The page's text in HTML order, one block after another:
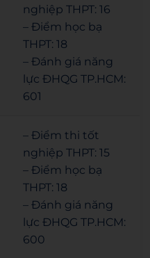
nghiệp THPT: 16
– Điểm học bạ
THPT: 18
– Đánh giá năng
lực ĐHQG TP.HCM:
601
– Điểm thi tốt
nghiệp THPT: 15
– Điểm học bạ
THPT: 18
– Đánh giá năng
lực ĐHQG TP.HCM:
600